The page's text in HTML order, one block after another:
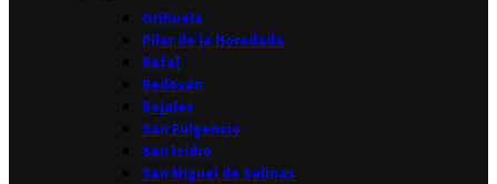
Orihuela
Pilar de la Horadada
Rafal
Redován
Rojales
San Fulgencio
San Isidro
San Miguel de Salinas